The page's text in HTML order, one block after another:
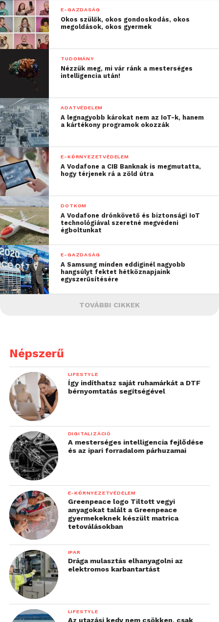
E-GAZDASÁG
Okos szülők, okos gondoskodás, okos
megoldások, okos gyermek
TUDOMÁNY
Nézzük meg, mi vár ránk a mesterséges
intelligencia után!
ADATVÉDELEM
A legnagyobb károkat nem az IoT-k, hanem
a kártékony programok okozzák
E-KÖRNYEZETVÉDELEM
A Vodafone a CIB Banknak is megmutatta,
hogy térjenek rá a zöld útra
DOTKOM
A Vodafone drónkövető és biztonsági IoT
technológiával szeretné megvédeni
égboltunkat
E-GAZDASÁG
A Samsung minden eddiginél nagyobb
hangsúlyt fektet hétköznapjaink
egyszerűsítésére
TOVÁBBI CIKKEK
Népszerű
LIFESTYLE
Így indíthatsz saját ruhamárkát a DTF
bérnyomtatás segítségével
DIGITALIZÁCIÓ
A mesterséges intelligencia fejlődése
és az ipari forradalom párhuzamai
E-KÖRNYEZETVÉDELEM
Greenpeace logo Tiltott vegyi
anyagokat talált a Greenpeace
gyermekeknek készült matrica
tetoválásokban
IPAR
Drága mulasztás elhanyagolni az
elektromos karbantartást
LIFESTYLE
Az utazási kedv nem csökken, csak